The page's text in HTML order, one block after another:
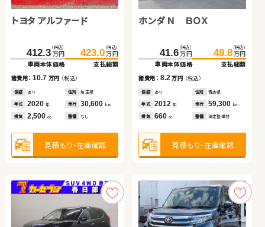
トヨタ アルファード
412.3 （税込）
万円
車両本体価格
423.0 （税込）
万円
支払総額
諸費用：10.7 万円 （税込）
保証 あり 住所 埼玉県
年式 2020 年 走行 30,600 km
排気 2,500 cc 整備 なし
見積もり・在庫確認
ホンダ Ｎ ＢＯＸ
41.6 （税込）
万円
車両本体価格
49.8 （税込）
万円
支払総額
諸費用： 8.2万円 （税込）
保証 あり 住所 青森県
年式 2012年 走行 59,300 km
排気 660cc 整備 法定整備付
見積もり・在庫確認
スズキ ジムニー
198.0 （税込）
万円
車両本体価格
205.0 （税込）
万円
支払総額
諸費用：7.0万円（税込）
保証 あり 住所
年式 2021 年 走行 34,800 km
排気 660cc 整備 法定整備付
見積もり・在庫確認
スズキ スイフト
157.7 （税込）
万円
車両本体価格
166.4 （税込）
万円
支払総額
諸費用： 8.7万円 （税込）
保証 なし 住所 岡山県
年式 2018年 走行 37,400 km
排気 1,400 整備 法定整備付
見積もり・在庫確認
ホンダ フィット ハイブリ
80.4 （税込）
万円
車両本体価格
95.6 （税込）
万円
支払総額
諸費用：15.2 万円 （税込）
保証 あり 住所 岩手県
年式 2015 年 走行 64,200 km
排気 1,500 cc 整備 法定整備付
見積もり・在庫確認
トヨタ ヴェルファイア ハ
675.0 （税込）
万円
車両本体価格
689.4 （税込）
万円
支払総額
諸費用： 14.4万円（税込）
保証 あり 住所 岩手県
年式 2024年 走行 15,500 km
排気 2,500 整備 法定整備付
見積もり・在庫確認
ダイハツ ムーヴ キャンバ
ス
99.7万円
車両本体価格
諸費用：10.0万円 （税込）
保証 なし 住所 大分県
排気 660 整備 法定整備付
トヨタ ルーミー
87.0 （税込）
万円
車両本体価格
96.8 （税込）
万円
支払総額
諸費用： 9.8万円 （税込）
保証 あり 住所 北海道
年式 2020年 走行 97,400 km
排気 1,000 整備 法定整備付
見積もり・在庫確認